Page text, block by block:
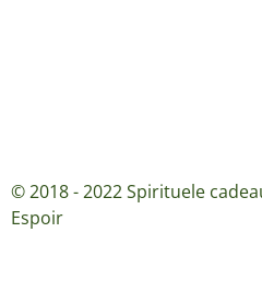
© 2018 - 2022 Spirituele
Espoir